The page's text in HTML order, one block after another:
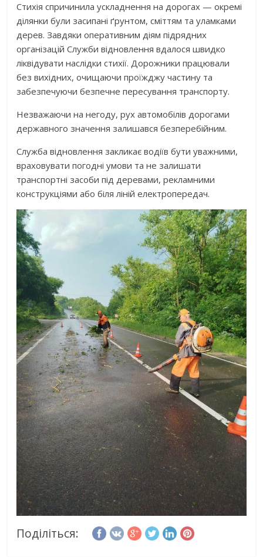
Стихія спричинила ускладнення на дорогах — окремі
ділянки були засипані ґрунтом, сміттям та уламками
дерев. Завдяки оперативним діям підрядних
організацій Служби відновлення вдалося швидко
ліквідувати наслідки стихії. Дорожники працювали
без вихідних, очищаючи проїжджу частину та
забезпечуючи безпечне пересування транспорту.
Незважаючи на негоду, рух автомобілів дорогами
державного значення залишався безперебійним.
Служба відновлення закликає водіїв бути уважними,
враховувати погодні умови та не залишати
транспортні засоби під деревами, рекламними
конструкціями або біля ліній електропередач.
Поділіться: